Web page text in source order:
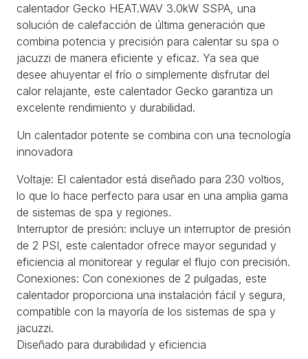
calentador Gecko HEAT.WAV 3.0kW SSPA, una
solución de calefacción de última generación que
combina potencia y precisión para calentar su spa o
jacuzzi de manera eficiente y eficaz. Ya sea que
desee ahuyentar el frío o simplemente disfrutar del
calor relajante, este calentador Gecko garantiza un
excelente rendimiento y durabilidad.
Un calentador potente se combina con una tecnología
innovadora
Voltaje: El calentador está diseñado para 230 voltios,
lo que lo hace perfecto para usar en una amplia gama
de sistemas de spa y regiones.
Interruptor de presión: incluye un interruptor de presión
de 2 PSI, este calentador ofrece mayor seguridad y
eficiencia al monitorear y regular el flujo con precisión.
Conexiones: Con conexiones de 2 pulgadas, este
calentador proporciona una instalación fácil y segura,
compatible con la mayoría de los sistemas de spa y
jacuzzi.
Diseñado para durabilidad y eficiencia